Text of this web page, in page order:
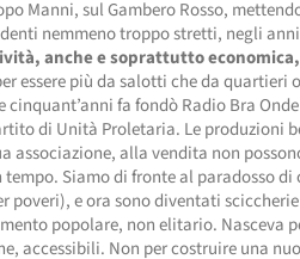
Manni, sul Gambero Rosso,
nemmeno troppo stretti, negli
anche e soprattutto
essere più da salotti che da quartieri
fa fondò Radio Bra
di Unità Proletaria. Le produzioni
associazione, alla vendita non
Siamo di fronte al paradosso
poveri), e ora sono diventati
popolare, non elitario. Nasceva
accessibili. Non per costruire una